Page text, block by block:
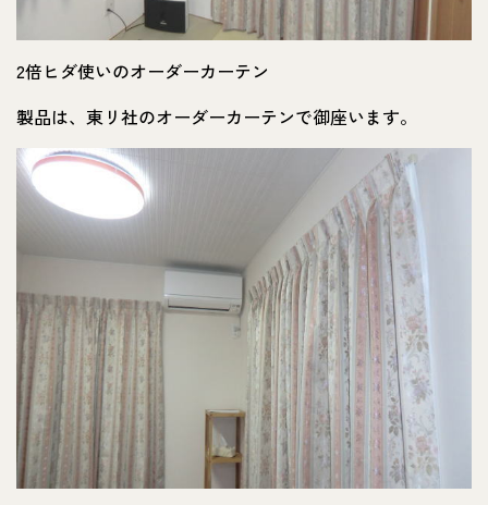
2倍ヒダ使いのオーダーカーテン
製品は、東リ社のオーダーカーテンで御座います。